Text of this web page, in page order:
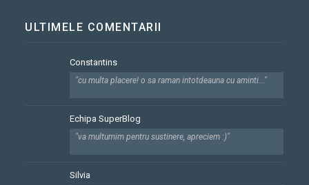
ULTIMELE COMENTARII
Constantins
"cu multa placere! o sa raman intotdeauna cu aminti..."
Echipa SuperBlog
"va multumim pentru sustinere, apreciem :)"
Silvia